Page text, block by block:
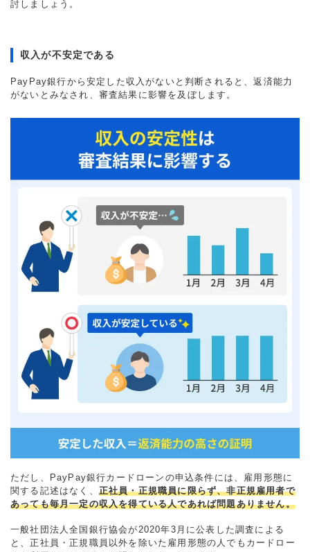
討しましょう。
収入が不安定である
PayPay銀行から安定した収入がないと判断されると、返済能力
がないとみなされ、審査結果に影響を及ぼします。
ただし、PayPay銀行カードローンの申込条件には、雇用形態に
関する記述はなく、 正社員・正規職員に限らず、非正規雇用者で
あっても毎月一定の収入を得ている人であれば問題ありません。
一般社団法人全国銀行協会が2020年3月に公表した調査による
と、正社員・正規職員以外を除いた雇用形態の人でもカードロー